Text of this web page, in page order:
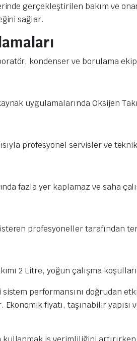
gerçekleştirilen bakım ve
sağlar.
kondenser ve borulama
uygulamalarında Oksijen
profesyonel servisler ve
fazla yer kaplamaz ve saha
profesyoneller tarafından
2 Litre, yoğun çalışma
performansını doğrudan
fiyatı, taşınabilir